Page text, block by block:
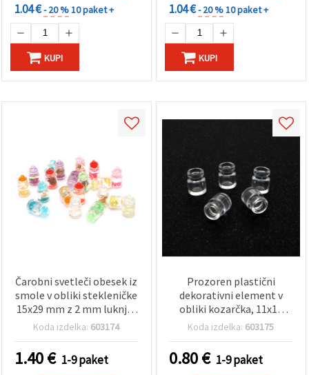
1.04 €- 20 %10 paket +
KUPI
1.04 €- 20 %10 paket +
KUPI
Čarobni svetleči obesek iz
smole v obliki stekleničke
15x29 mm z 2 mm luknjo,
mešane barve – 5 kosov –
in ustvarjalne DIY hobby
projekte
Koda izdelka: 603174
1.40€ 1-9 paket
Prozoren plastični
dekorativni element v
obliki kozarčka, 11x14
mm, luknja 6 mm – 5 kos.
Koda izdelka: 603175
0.80€ 1-9 paket